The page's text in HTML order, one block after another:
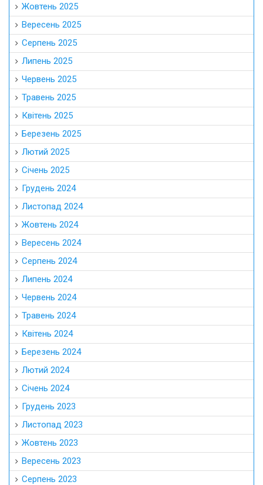
Жовтень 2025
Вересень 2025
Серпень 2025
Липень 2025
Червень 2025
Травень 2025
Квітень 2025
Березень 2025
Лютий 2025
Січень 2025
Грудень 2024
Листопад 2024
Жовтень 2024
Вересень 2024
Серпень 2024
Липень 2024
Червень 2024
Травень 2024
Квітень 2024
Березень 2024
Лютий 2024
Січень 2024
Грудень 2023
Листопад 2023
Жовтень 2023
Вересень 2023
Серпень 2023